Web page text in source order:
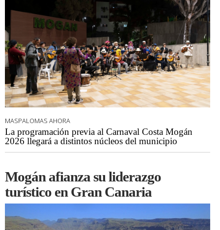
MASPALOMAS AHORA
La programación previa al Carnaval Costa Mogán
2026 llegará a distintos núcleos del municipio
Mogán afianza su liderazgo
turístico en Gran Canaria